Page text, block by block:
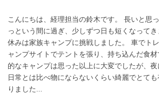
こんにちは、経理担当の鈴木です。 長いと思
っという間に過ぎ、少しずつ日も短くなって
休みは家族キャンプに挑戦しました。 車でト
ャンプサイトでテントを張り、持ち込んだ食
的なキャンプは思った以上に大変でしたが、
日常とは比べ物にならないくらい綺麗でとて
りました...